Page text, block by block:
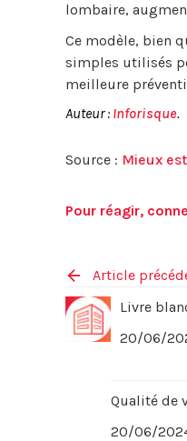
lombaire,
Ce modèle, bien
simples utilisés
meilleure
Auteur : Inforisque.
Source : Mieux
Pour réagir,
Article
Livre
20/06/
Qualité de
20/06/